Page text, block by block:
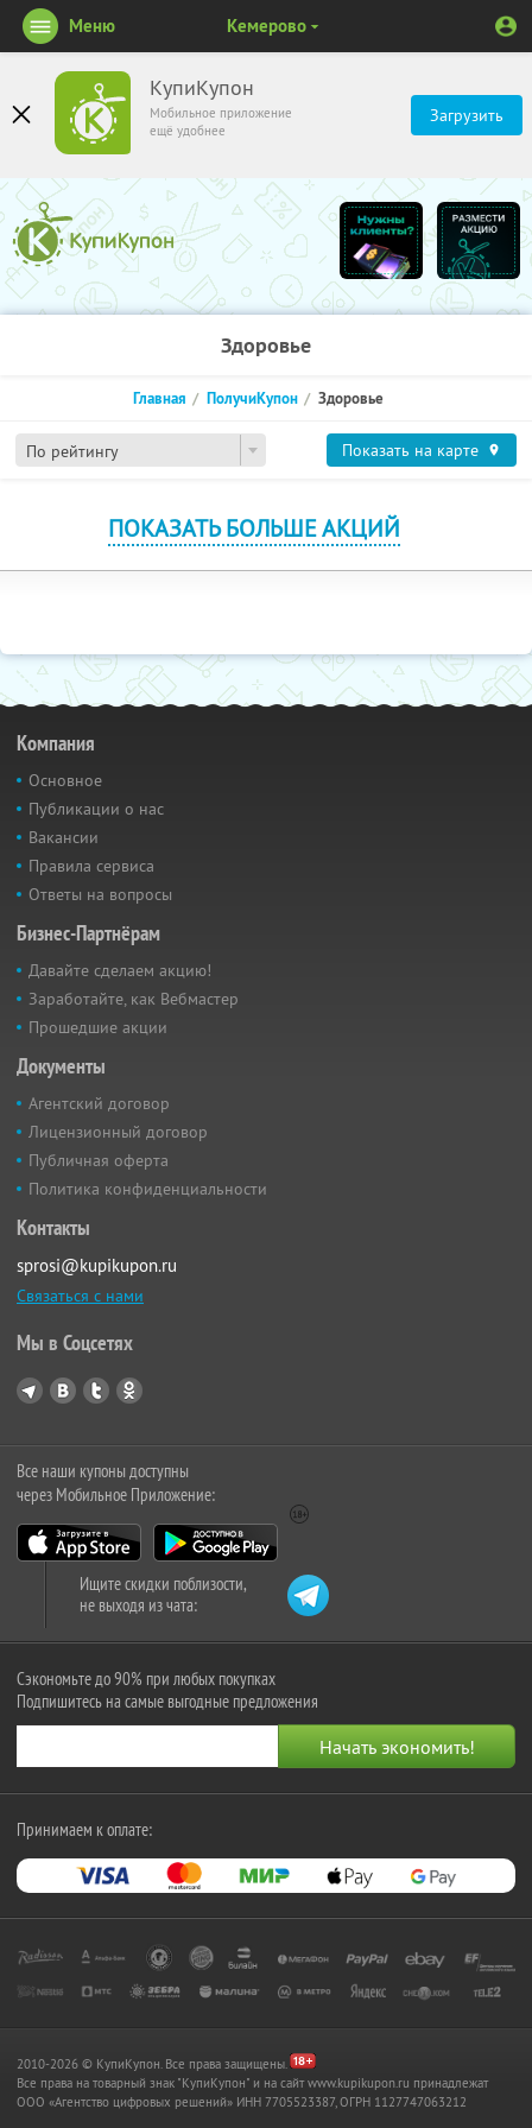
КупиКупон
Мобильное приложение
ещё удобнее
Загрузить
Меню Кемерово
Здоровье
По рейтингу
Главная ПолучиКупон Здоровье
Показать на карте
ПОКАЗАТЬ БОЛЬШЕ АКЦИЙ
Компания
Основное
Публикации о нас
Вакансии
Правила сервиса
Ответы на вопросы
Бизнес-Партнёрам
Давайте сделаем акцию!
Заработайте, как Вебмастер
Прошедшие акции
Документы
Агентский договор
Лицензионный договор
Публичная оферта
Политика конфиденциальности
Контакты
sprosi@kupikupon.ru
Связаться с нами
Мы в Соцсетях
Все наши купоны доступны
через Мобильное Приложение:
Ищите скидки поблизости,
не выходя из чата:
Сэкономьте до 90% при любых покупках
Подпишитесь на самые выгодные предложения
Принимаем к оплате:
2010-2026 © КупиКупон. Все права защищены.
Все права на товарный знак "КупиКупон" и на сайт www.kupikupon.ru принадлежат
OOO «Агентство цифровых решений» ИНН 7705523387, ОГРН 1127747063212